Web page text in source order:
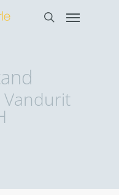
Vandurit